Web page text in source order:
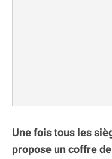
Une fois tous les
propose un coffre